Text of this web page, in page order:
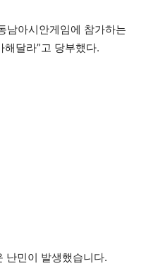
남아시안게임에 참가하는
달라”고 당부했다.
난민이 발생했습니다.